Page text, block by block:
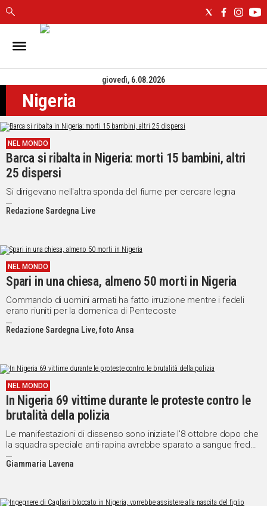
IN
CAGLIARI
SASSARI
NUORO
ORISTANO
SULCIS
GALLURA
OGLIASTRA
MEDIO
CAMPIDANO
NOTIZIE
POLITICA
IN
NEL
STORIE
VIDEO
Vai
AL CANALE
giovedì, 6.08.2026
Nigeria
NEL MONDO
Barca si ribalta in Nigeria: morti 15 bambini, altri
25 dispersi
Si dirigevano nell'altra sponda del fiume per cercare legna
Redazione Sardegna Live
NEL MONDO
Spari in una chiesa, almeno 50 morti in Nigeria
Commando di uomini armati ha fatto irruzione mentre i fedeli
erano riuniti per la domenica di Pentecoste
Redazione Sardegna Live, foto Ansa
NEL MONDO
In Nigeria 69 vittime durante le proteste contro le
brutalità della polizia
Le manifestazioni di dissenso sono iniziate l'8 ottobre dopo che
la squadra speciale anti-rapina avrebbe sparato a sangue freddo
un uomo, uccidendolo
Giammaria Lavena